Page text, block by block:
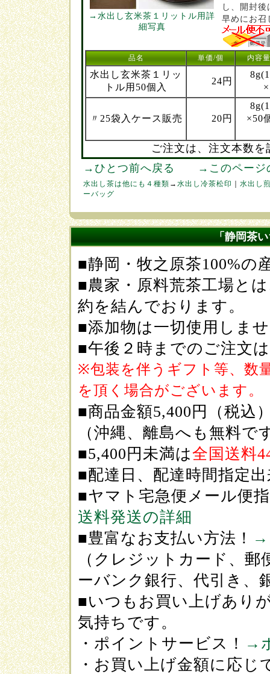
→水出し玄米茶１リットル用詳
細写真
し、開封
早めにお召
品名 単価/個 内容
水出し玄米茶１リッ
トル用50個入
24円
〃25袋入ケース販売 20円
×50
ご注文は、注文本数
→ひとつ前へ戻る
→このページ
水出し茶は他にも４種類 → 水出し冷茶松印
水出し
ーバッグ
「静岡茶
■静岡・牧之原茶100%の
■農家・原料荒茶工場と
約を結んでおります。
■添加物は一切使用しま
■午後２時までのご注文は
※包装を伴うギフト等、数
を頂く場合がございます。
■商品金額5,400円（税込
（沖縄、離島へも無料で
■5,400円未満は全国送料
■配達日、配達時間指定
■ヤマト宅急便メール便
送料発送の詳細
■豊富なお支払い方法！ →
（クレジットカード、
ーバンク銀行、代引き、
■いつもお買い上げあり
気持ちです。
・ポイントサービス！ →
・お買い上げ金額に応じ